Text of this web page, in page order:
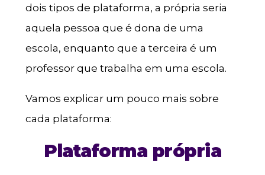
dois tipos de plataforma, a própria seria
aquela pessoa que é dona de uma
escola, enquanto que a terceira é um
professor que trabalha em uma escola.
Vamos explicar um pouco mais sobre
cada plataforma:
Plataforma própria